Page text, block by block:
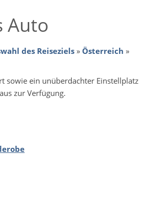
Auto
des Reiseziels » Österreich »
sowie ein unüberdachter Einstellplatz
zur Verfügung.